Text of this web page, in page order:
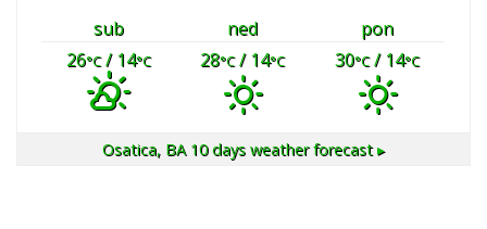
sub ned
pon
26°C/ 14°C 28°C/ 14°C 30°C/ 14°C
Osatica, BA10 days weather forecast ▸